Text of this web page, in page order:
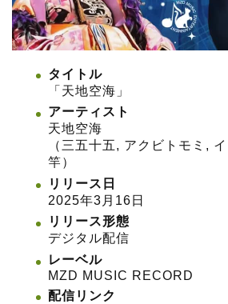
タイトル
「天地空海」
アーティスト
天地空海
（三五十五, アクビトモミ,
竿）
リリース日
2025年3月16日
リリース形態
デジタル配信
レーベル
MZD MUSIC RECORD
配信リンク